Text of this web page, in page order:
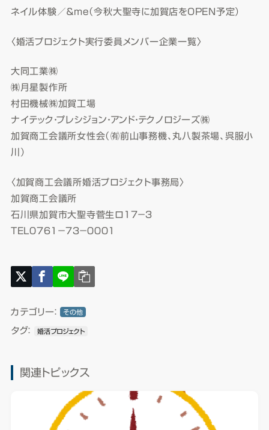
ネイル体験／＆me（今秋大聖寺に加賀店をOPEN予定）
〈婚活プロジェクト実行委員メンバー企業一覧〉
大同工業㈱
㈱月星製作所
村田機械㈱加賀工場
ナイテック・プレシジョン・アンド・テクノロジーズ㈱
加賀商工会議所女性会（㈲前山事務機、丸八製茶場、呉服小
川）
〈加賀商工会議所婚活プロジェクト事務局〉
加賀商工会議所
石川県加賀市大聖寺菅生ロ１７－３
TEL０７６１－７３－０００１
カテゴリー： その他
タグ： 婚活プロジェクト
関連トピックス